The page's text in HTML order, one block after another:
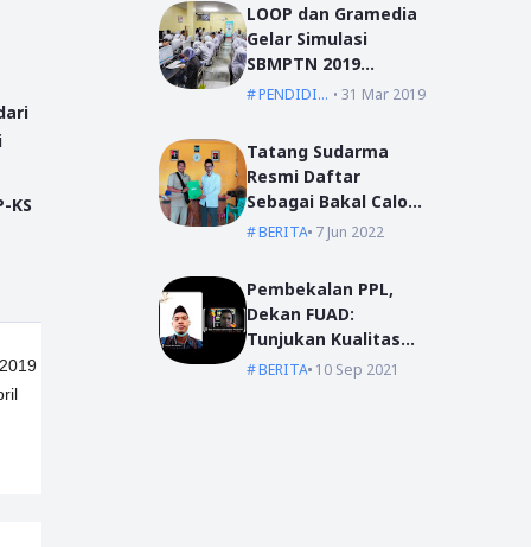
KS
LOOP dan Gramedia
Gelar Simulasi
SBMPTN 2019
Serentak Se-
PENDIDIKAN31 Mar 2019
Tatang Sudarma
Resmi Daftar
Sebagai Bakal Calon
Kepala Desa Mas
BERITA 7 Jun 2022
Pembekalan PPL,
Dekan FUAD:
Tunjukan Kualitas
Dengan Akhlak
BERITA 10 Sep 2021